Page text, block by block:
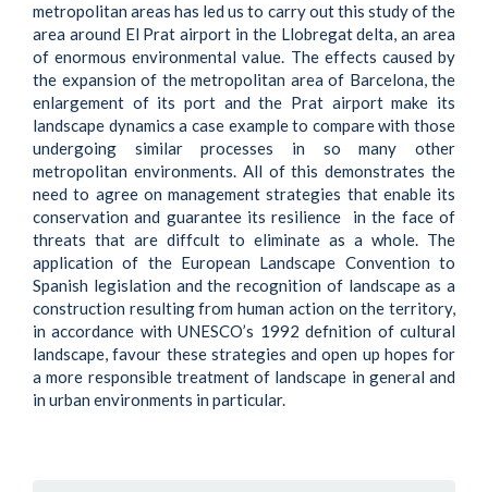
metropolitan areas has led us to carry out this study of the
area around El Prat airport in the Llobregat delta, an area
of enormous environmental value. The effects caused by
the expansion of the metropolitan area of Barcelona, the
enlargement of its port and the Prat airport make its
landscape dynamics a case example to compare with those
undergoing similar processes in so many other
metropolitan environments. All of this demonstrates the
need to agree on management strategies that enable its
conservation and guarantee its resilience in the face of
threats that are diffcult to eliminate as a whole. The
application of the European Landscape Convention to
Spanish legislation and the recognition of landscape as a
construction resulting from human action on the territory,
in accordance with UNESCO’s 1992 defnition of cultural
landscape, favour these strategies and open up hopes for
a more responsible treatment of landscape in general and
in urban environments in particular.